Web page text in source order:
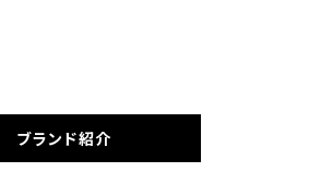
ブランド紹介